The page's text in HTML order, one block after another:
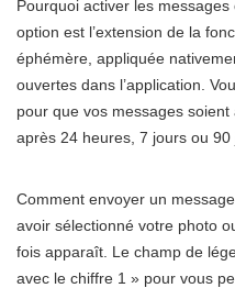
Pourquoi activer les
option est l’extension de la
éphémère, appliquée
ouvertes dans l’application.
pour que vos messages
après 24 heures, 7 jours ou 90
Comment envoyer un
avoir sélectionné votre photo
fois apparaît. Le champ de
avec le chiffre 1 » pour vous